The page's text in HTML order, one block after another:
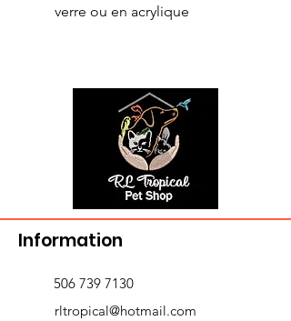
verre ou en acrylique
Information
506 739 7130
rltropical@hotmail.com